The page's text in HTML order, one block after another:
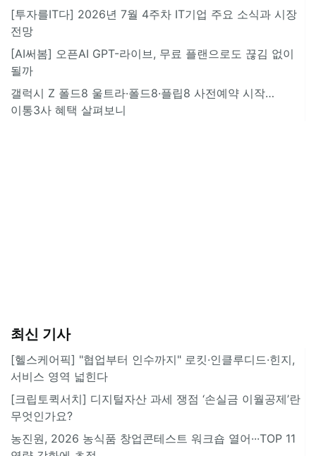
[투자를IT다] 2026년 7월 4주차 IT기업 주요 소식과 시장
전망
[AI써봄] 오픈AI GPT-라이브, 무료 플랜으로도 끊김 없이
될까
갤럭시 Z 폴드8 울트라·폴드8·플립8 사전예약 시작…
이통3사 혜택 살펴보니
최신 기사
[헬스케어픽] "협업부터 인수까지" 로킷·인클루디드·힌지,
서비스 영역 넓힌다
[크립토퀵서치] 디지털자산 과세 쟁점 ‘손실금 이월공제’란
무엇인가요?
농진원, 2026 농식품 창업콘테스트 워크숍 열어···TOP 11